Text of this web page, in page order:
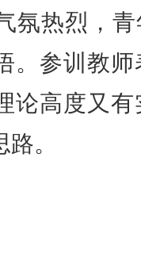
氛热烈，
。参训教
论高度又
。